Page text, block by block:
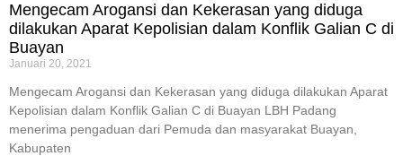
Mengecam Arogansi dan Kekerasan yang diduga
dilakukan Aparat Kepolisian dalam Konflik Galian C di
Buayan
Januari 20, 2021
Mengecam Arogansi dan Kekerasan yang diduga dilakukan Aparat
Kepolisian dalam Konflik Galian C di Buayan LBH Padang
menerima pengaduan dari Pemuda dan masyarakat Buayan,
Kabupaten